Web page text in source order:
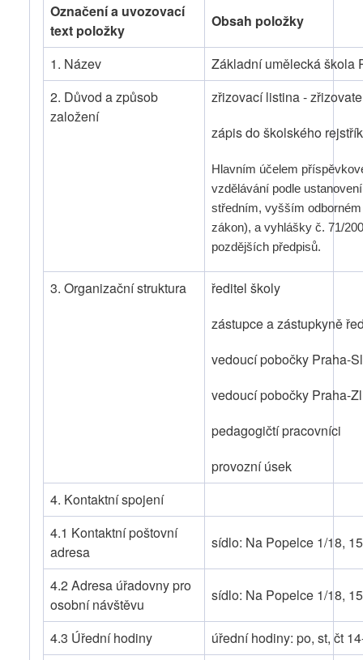
Označení a uvozovací
text položky
Obsah položky
1. Název
Základní umělecká škola
2. Důvod a způsob
založení
zřizovací listina -
zápis do školského
Hlavním účelem
vzdělávání podle
středním, vyšším
zákon), a vyhlášky č. 71/
pozdějších předpisů.
3. Organizační struktura
ředitel školy
zástupce a zástupkyně
vedoucí pobočky Praha-
vedoucí pobočky Praha-
pedagogičtí pracovníci
provozní úsek
4. Kontaktní spojení
4.1 Kontaktní poštovní
adresa
sídlo: Na Popelce 1/18,
4.2 Adresa úřadovny pro
osobní návštěvu
sídlo: Na Popelce 1/18,
4.3 Úřední hodiny
úřední hodiny: po, st, čt